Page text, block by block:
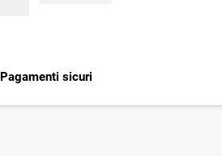
Pagamenti sicuri